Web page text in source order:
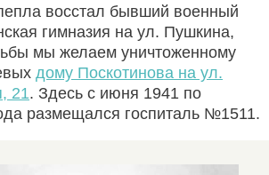
восстал бывший военный
гимназия на ул. Пушкина,
мы желаем уничтоженному
дому Поскотинова на ул.
21. Здесь с июня 1941 по
размещался госпиталь №1511.